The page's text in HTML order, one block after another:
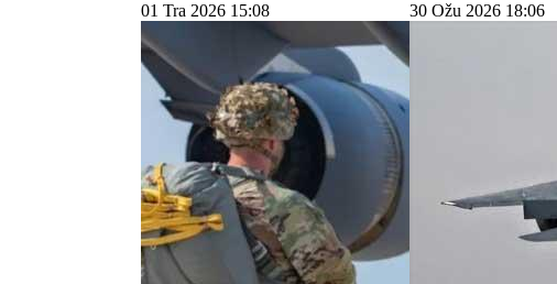
01 Tra 2026 15:08 30 Ožu 2026 18:06